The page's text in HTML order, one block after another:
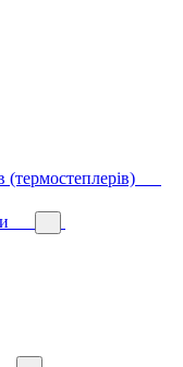
(термостеплерів)